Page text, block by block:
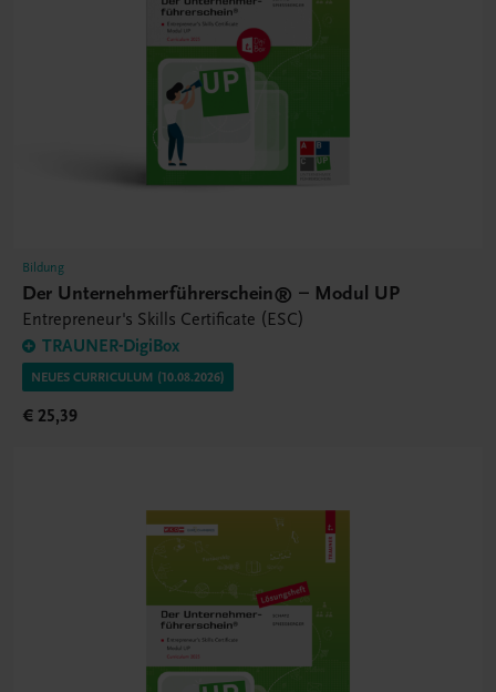
Bildung
Der Unternehmerführerschein® – Modul UP
Entrepreneur's Skills Certificate (ESC)
TRAUNER-DigiBox
NEUES CURRICULUM (10.08.2026)
€ 25,39